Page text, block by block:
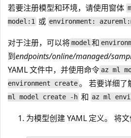
若要注册模型和环境，请使用窗体
model:1 或 environment:
对于注册，可以将model 和
到endpoints/online/managed/
YAML 文件中，并使用命令 az ml
environment create。 若要详细了
ml model create -h 和 az ml
为模型创建 YAML 定义。 将